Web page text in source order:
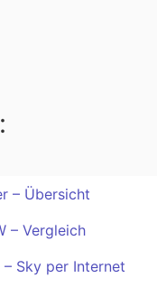
– Übersicht
– Vergleich
Sky per Internet